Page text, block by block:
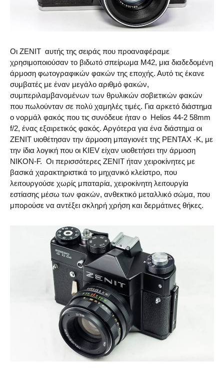
Οι ZENIT αυτής της σειράς που προαναφέραμε
χρησιμοποιούσαν το βιδωτό σπείρωμα M42, μια διαδεδομένη
άρμοση φωτογραφικών φακών της εποχής. Αυτό τις έκανε
συμβατές με έναν μεγάλο αριθμό φακών,
συμπεριλαμβανομένων των θρυλικών σοβιετικών φακών
που πωλούνταν σε πολύ χαμηλές τιμές. Για αρκετό διάστημα
ο νορμάλ φακός που τις συνόδευε ήταν ο Helios 44-2 58mm
f/2, ένας εξαιρετικός φακός. Αργότερα για ένα διάστημα οι
ZENIT υιοθέτησαν την άρμοση μπαγιονέτ της PENTAX -Κ, με
την ίδια λογική που οι KIEV είχαν υιοθετήσει την άρμοση
NIKON-F. Οι περισσότερες ZENIT ήταν χειροκίνητες με
βασικά χαρακτηριστικά το μηχανικό κλείστρο, που
λειτουργούσε χωρίς μπαταρία, χειροκίνητη λειτουργία
εστίασης μέσω των φακών, ανθεκτικό μεταλλικό σώμα, που
μπορούσε να αντέξει σκληρή χρήση και δερμάτινες θήκες.